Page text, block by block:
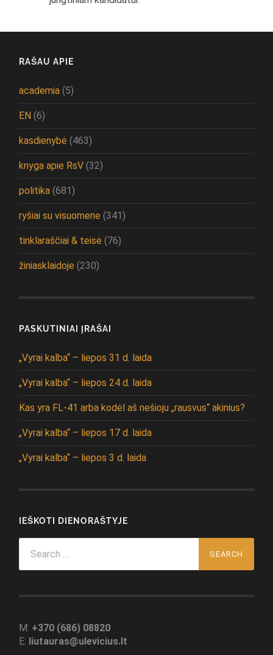
RAŠAU APIE
academia (5)
EN (6)
kasdienybė (463)
knyga apie RsV (32)
politika (681)
ryšiai su visuomene (341)
tinklaraščiai & teisė (76)
žiniasklaidoje (230)
PASKUTINIAI ĮRAŠAI
„Vyrai kalba“ – liepos 31 d. laida
„Vyrai kalba“ – liepos 24 d. laida
Kas yra FL-41 arba kodėl aš nešioju „rausvus“ akinius?
„Vyrai kalba“ – liepos 17 d. laida
„Vyrai kalba“ – liepos 3 d. laida
IEŠKOTI DIENORAŠTYJE
for:
M: +370 (686) 08820
E: liutauras@ulevicius.lt